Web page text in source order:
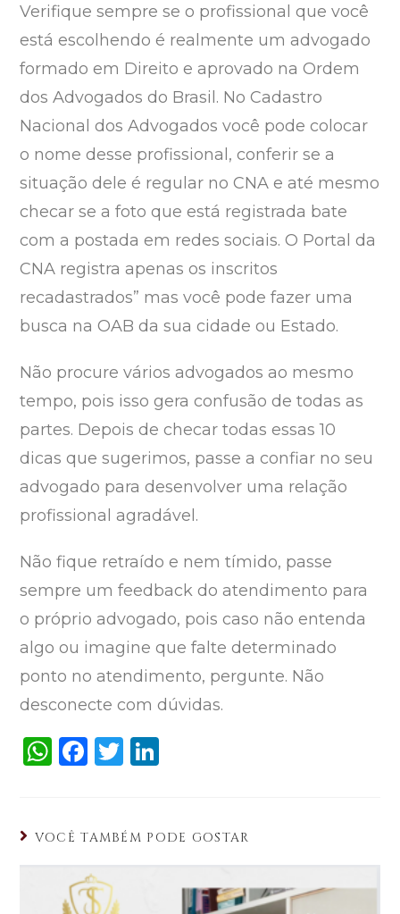
Verifique sempre se o profissional que você
está escolhendo é realmente um advogado
formado em Direito e aprovado na Ordem
dos Advogados do Brasil. No Cadastro
Nacional dos Advogados você pode colocar
o nome desse profissional, conferir se a
situação dele é regular no CNA e até mesmo
checar se a foto que está registrada bate
com a postada em redes sociais. O Portal da
CNA registra apenas os inscritos
recadastrados” mas você pode fazer uma
busca na OAB da sua cidade ou Estado.
Não procure vários advogados ao mesmo
tempo, pois isso gera confusão de todas as
partes. Depois de checar todas essas 10
dicas que sugerimos, passe a confiar no seu
advogado para desenvolver uma relação
profissional agradável.
Não fique retraído e nem tímido, passe
sempre um feedback do atendimento para
o próprio advogado, pois caso não entenda
algo ou imagine que falte determinado
ponto no atendimento, pergunte. Não
desconecte com dúvidas.
W
ts
A
p
F
e
b
o
T
te
r
e
dI
VOCÊ TAMBÉM PODE GOSTAR